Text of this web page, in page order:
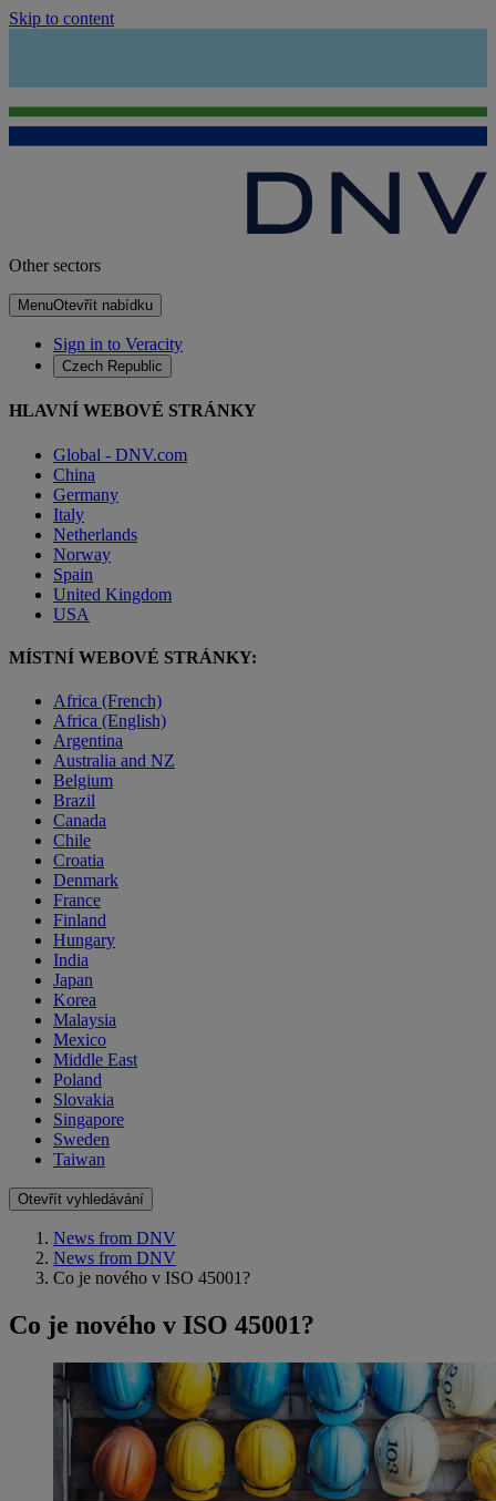
Skip to content
Other sectors
MenuOtevřít nabídku
Sign in to Veracity
Czech Republic
HLAVNÍ WEBOVÉ STRÁNKY
Global - DNV.com
China
Germany
Italy
Netherlands
Norway
Spain
United Kingdom
USA
MÍSTNÍ WEBOVÉ STRÁNKY:
Africa (French)
Africa (English)
Argentina
Australia and NZ
Belgium
Brazil
Canada
Chile
Croatia
Denmark
France
Finland
Hungary
India
Japan
Korea
Malaysia
Mexico
Middle East
Poland
Slovakia
Singapore
Sweden
Taiwan
Otevřít vyhledávání
News from DNV
News from DNV
Co je nového v ISO 45001?
Co je nového v ISO 45001?